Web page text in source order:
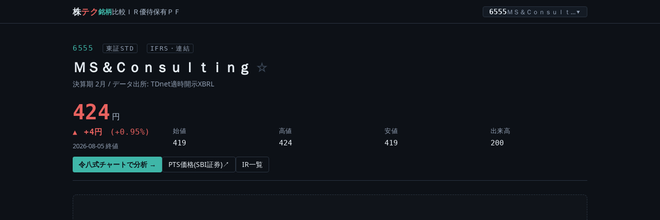
株テク銘柄比較 ＩＲ優待保有ＰＦ 6555 ＭＳ＆Ｃｏｎｓｕｌｔｉｎｇ▼
6555 東証STD IFRS・連結
ＭＳ＆Ｃｏｎｓｕｌｔｉｎｇ ☆
決算期 2月 / データ出所: TDnet適時開示XBRL
424 円
▲ +4円 (+0.95%)
2026-08-05 終値
始値
419
高値
424
安値
419
出来高
200
令八式チャートで分析 → PTS価格(SBI証券)↗ IR一覧